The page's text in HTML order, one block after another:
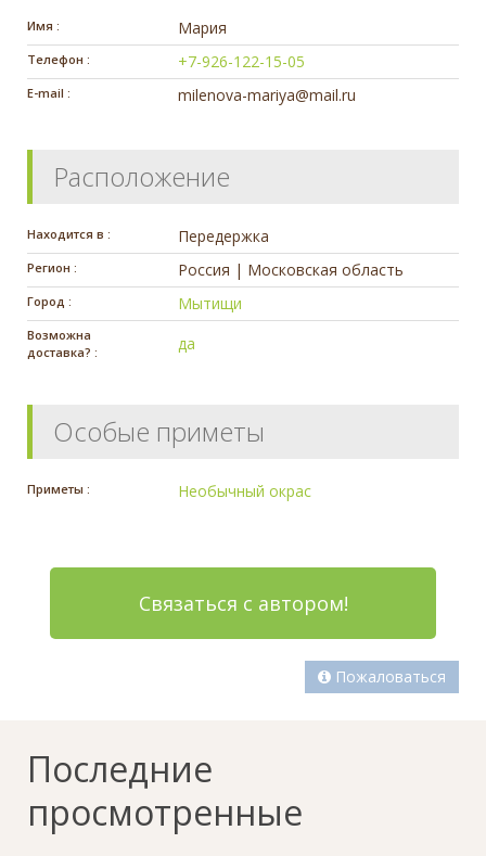
Имя : Мария
Телефон : +7-926-122-15-05
E-mail : milenova-mariya@mail.ru
Расположение
Находится в : Передержка
Регион : Россия | Московская область
Город : Мытищи
Возможна
доставка? :
да
Особые приметы
Приметы : Необычный окрас
Связаться с автором!
Пожаловаться
Последние
просмотренные